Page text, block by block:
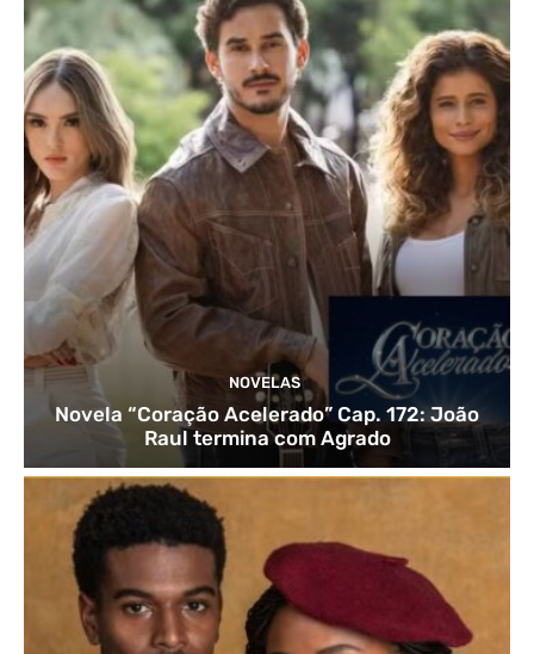
NOVELAS
Novela “Coração Acelerado” Cap. 172: João
Raul termina com Agrado